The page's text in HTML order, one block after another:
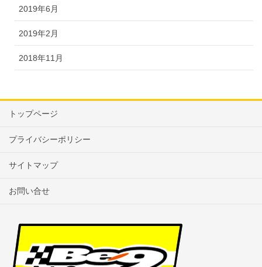
2019年6月
2019年2月
2018年11月
トップページ
プライバシーポリシー
サイトマップ
お問い合せ